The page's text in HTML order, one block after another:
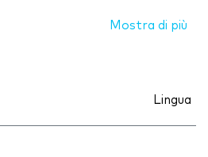
Mostra di più
Lingua